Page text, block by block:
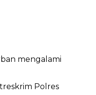
mengalami
Polres